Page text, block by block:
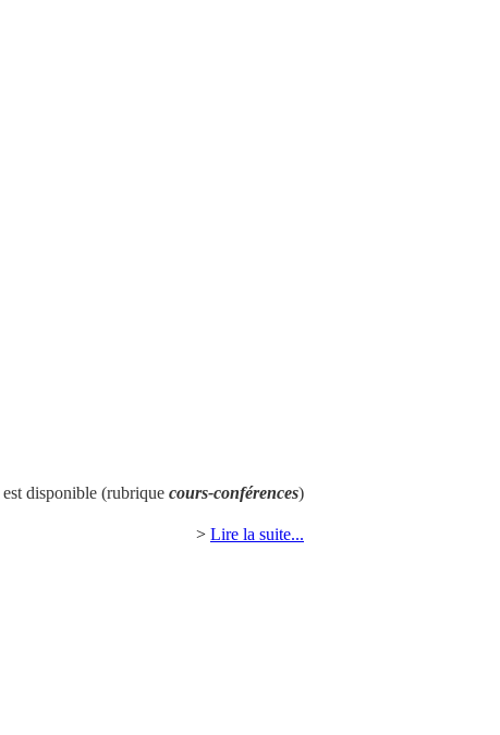
est disponible (rubrique cours-conférences)
> Lire la suite...